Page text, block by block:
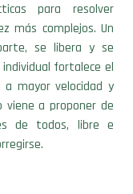
para resolver
más complejos. Un
se libera y se
fortalece el
a mayor velocidad y
viene a proponer de
de todos, libre e